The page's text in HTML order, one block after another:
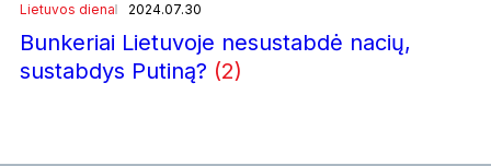
Lietuvos diena 2024.07.30
Bunkeriai Lietuvoje nesustabdė nacių,
sustabdys Putiną? (2)